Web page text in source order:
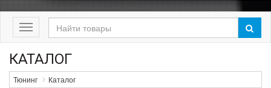
Меню
КАТАЛОГ
Тюнинг Каталог